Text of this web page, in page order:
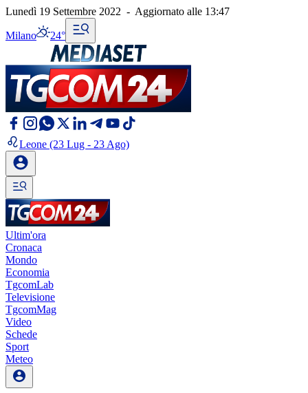
Lunedì 19 Settembre 2022 - Aggiornato alle 13:47
Milano 24°
Leone (23 Lug - 23 Ago)
Ultim'ora
Cronaca
Mondo
Economia
TgcomLab
Televisione
TgcomMag
Video
Schede
Sport
Meteo